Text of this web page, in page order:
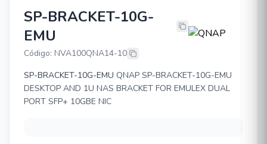
QNAP SP-BRACKET-10G-EMU
SP-BRACKET-10G-
EMU
Código: NVA100QNA14-10
SP-BRACKET-10G-EMU QNAP SP-BRACKET-10G-EMU
DESKTOP AND 1U NAS BRACKET FOR EMULEX DUAL
PORT SFP+ 10GBE NIC